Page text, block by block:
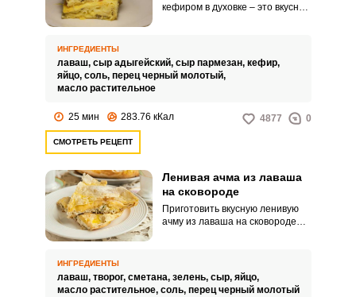
кефиром в духовке – это вкусная
для всей семьи! Наверняка,
ваши родные полюбят это
необычное блюдо!
ИНГРЕДИЕНТЫ
лаваш, сыр адыгейский, сыр пармезан, кефир,
яйцо, соль, перец черный молотый,
масло растительное
25 мин 283.76 кКал 4877 0
СМОТРЕТЬ РЕЦЕПТ
Ленивая ачма из лаваша
на сковороде
Приготовить вкусную ленивую
ачму из лаваша на сковороде
семьи.
ИНГРЕДИЕНТЫ
лаваш, творог, сметана, зелень, сыр, яйцо,
масло растительное, соль, перец черный молотый